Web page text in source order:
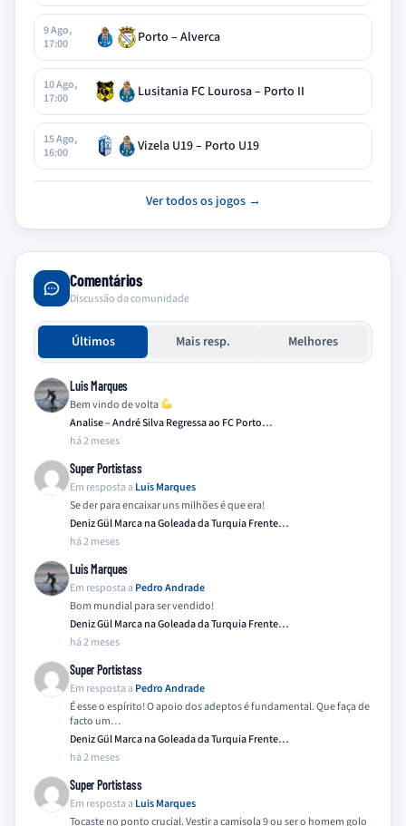
9 Ago,
17:00
Porto – Alverca
10 Ago,
17:00
Lusitania FC Lourosa – Porto II
15 Ago,
16:00
Vizela U19 – Porto U19
Ver todos os jogos →
Comentários
Discussão da comunidade
Últimos Mais resp. Melhores
Luis Marques
Bem vindo de volta
Analise – André Silva Regressa ao FC Porto…
há 2 meses
Super Portistass
Em resposta a Luis Marques
Se der para encaixar uns milhões é que era!
Deniz Gül Marca na Goleada da Turquia Frente…
há 2 meses
Luis Marques
Em resposta a Pedro Andrade
Bom mundial para ser vendido!
Deniz Gül Marca na Goleada da Turquia Frente…
há 2 meses
Super Portistass
Em resposta a Pedro Andrade
É esse o espírito! O apoio dos adeptos é fundamental. Que faça de
facto um…
Deniz Gül Marca na Goleada da Turquia Frente…
há 2 meses
Super Portistass
Em resposta a Luis Marques
Tocaste no ponto crucial. Vestir a camisola 9 ou ser o homem golo